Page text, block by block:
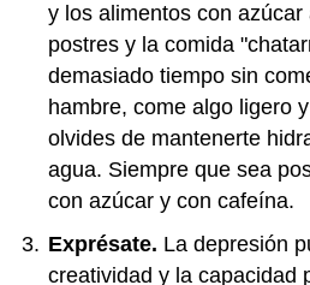
y los alimentos con
postres y la comida
demasiado tiempo sin
hambre, come algo ligero
olvides de mantenerte
agua. Siempre que sea
con azúcar y con cafeína.
Exprésate. La depresión
creatividad y la capacidad